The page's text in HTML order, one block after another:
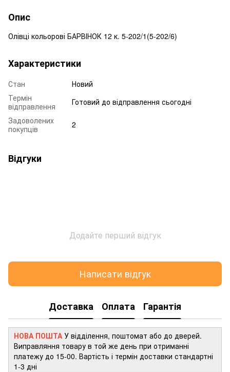
Опис
Олівці кольорові БАРВІНОК 12 к. 5-202/1(5-202/6)
Характеристики
Стан
Новий
Термін
відправлення
Готовий до відправлення сьогодні
Задоволених
покупців
2
Відгуки
Додайте перший відгук
Написати відгук
Доставка Оплата Гарантія
НОВА ПОШТА У відділення, поштомат або до дверей.
Виправляння товару в той же день при отриманні
платежу до 15-00. Вартість і термін доставки стандартні
1-3 дні